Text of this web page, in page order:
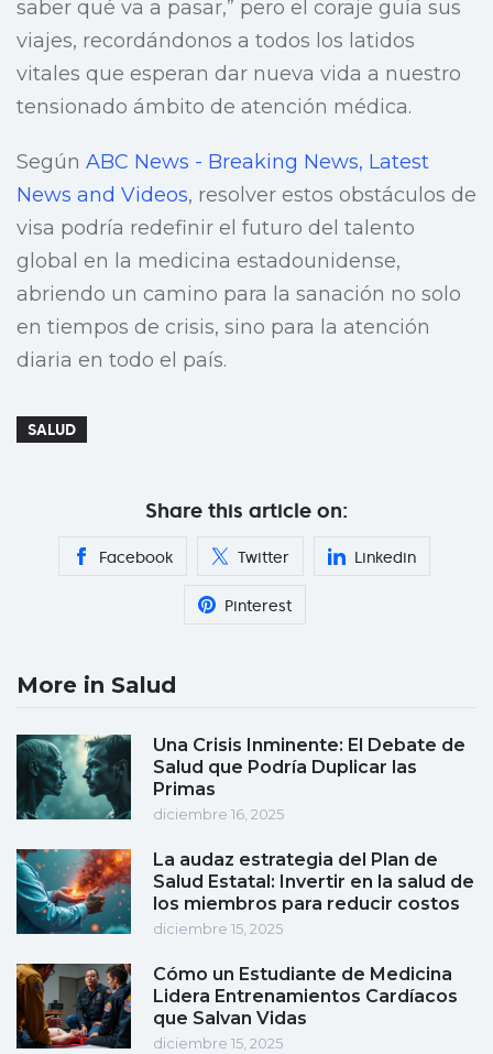
saber qué va a pasar,” pero el coraje guía sus
viajes, recordándonos a todos los latidos
vitales que esperan dar nueva vida a nuestro
tensionado ámbito de atención médica.
Según ABC News - Breaking News, Latest
News and Videos, resolver estos obstáculos de
visa podría redefinir el futuro del talento
global en la medicina estadounidense,
abriendo un camino para la sanación no solo
en tiempos de crisis, sino para la atención
diaria en todo el país.
SALUD
Share this article on:
Facebook Twitter Linkedin
Pinterest
More in Salud
Una Crisis Inminente: El Debate de
Salud que Podría Duplicar las
Primas
diciembre 16, 2025
La audaz estrategia del Plan de
Salud Estatal: Invertir en la salud de
los miembros para reducir costos
diciembre 15, 2025
Cómo un Estudiante de Medicina
Lidera Entrenamientos Cardíacos
que Salvan Vidas
diciembre 15, 2025